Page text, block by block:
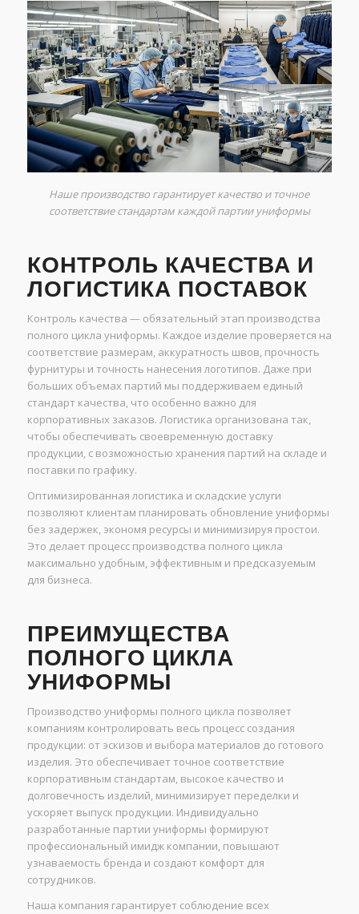
Наше производство гарантирует качество и точное
соответствие стандартам каждой партии униформы
КОНТРОЛЬ КАЧЕСТВА И
ЛОГИСТИКА ПОСТАВОК
Контроль качества — обязательный этап производства
полного цикла униформы. Каждое изделие проверяется на
соответствие размерам, аккуратность швов, прочность
фурнитуры и точность нанесения логотипов. Даже при
больших объемах партий мы поддерживаем единый
стандарт качества, что особенно важно для
корпоративных заказов. Логистика организована так,
чтобы обеспечивать своевременную доставку
продукции, с возможностью хранения партий на складе и
поставки по графику.
Оптимизированная логистика и складские услуги
позволяют клиентам планировать обновление униформы
без задержек, экономя ресурсы и минимизируя простои.
Это делает процесс производства полного цикла
максимально удобным, эффективным и предсказуемым
для бизнеса.
ПРЕИМУЩЕСТВА
ПОЛНОГО ЦИКЛА
УНИФОРМЫ
Производство униформы полного цикла позволяет
компаниям контролировать весь процесс создания
продукции: от эскизов и выбора материалов до готового
изделия. Это обеспечивает точное соответствие
корпоративным стандартам, высокое качество и
долговечность изделий, минимизирует переделки и
ускоряет выпуск продукции. Индивидуально
разработанные партии униформы формируют
профессиональный имидж компании, повышают
узнаваемость бренда и создают комфорт для
сотрудников.
Наша компания гарантирует соблюдение всех